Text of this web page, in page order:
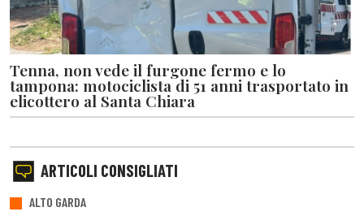
Tenna, non vede il furgone fermo e lo
tampona: motociclista di 51 anni trasportato in
elicottero al Santa Chiara
ARTICOLI CONSIGLIATI
ALTO GARDA